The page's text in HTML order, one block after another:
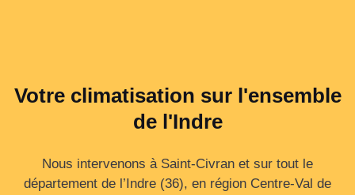
Votre climatisation sur l'ensemble
de l'Indre
Nous intervenons à Saint-Civran et sur tout le
département de l’Indre (36), en région Centre‑Val de